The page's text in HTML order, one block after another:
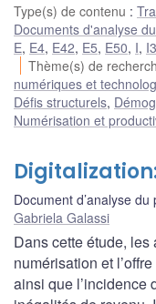
Type(s) de contenu :
Documents d'analyse
E, E4, E42, E5, E50, I, I3
Thème(s) de
numériques et
Défis structurels,
Numérisation et
Document d’analyse
Gabriela Galassi
Dans cette étude,
numérisation et
ainsi que l’incidence